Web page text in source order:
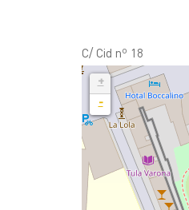
C/ Cid nº 18
+
-